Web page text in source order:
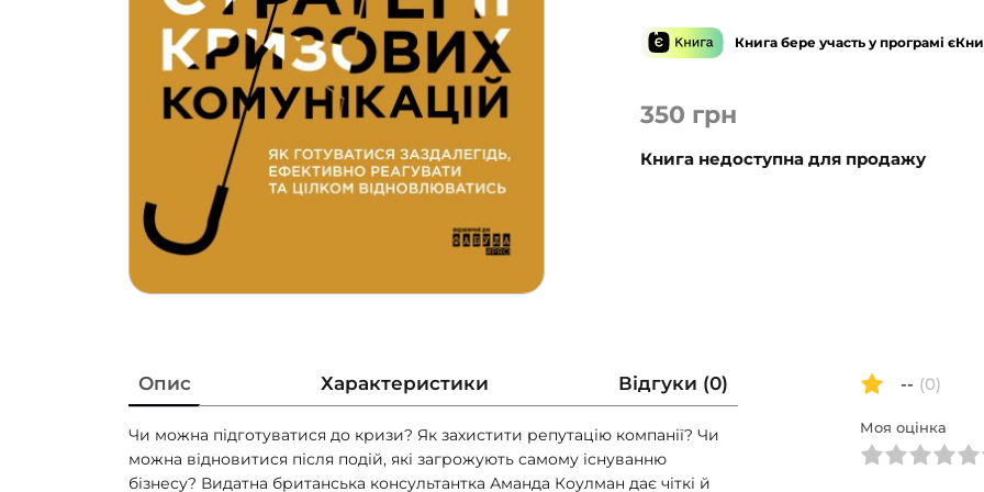
350 грн
Книга недоступна для продажу
Книга бере участь у програмі
Опис Характеристики Відгуки (0)
Чи можна підготуватися до кризи? Як захистити репутацію компанії? Чи
можна відновитися після подій, які загрожують самому існуванню
бізнесу? Видатна британська консультантка Аманда Коулман дає чіткі й
-- (0)
Моя оцінка